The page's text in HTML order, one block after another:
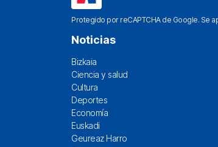
Protegido por reCAPTCHA de Google. Se
Noticias
Bizkaia
Ciencia y salud
Cultura
Deportes
Economía
Euskadi
Geureaz Harro